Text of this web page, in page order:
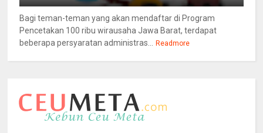
Bagi teman-teman yang akan mendaftar di Program
Pencetakan 100 ribu wirausaha Jawa Barat, terdapat
beberapa persyaratan administras...
Readmore